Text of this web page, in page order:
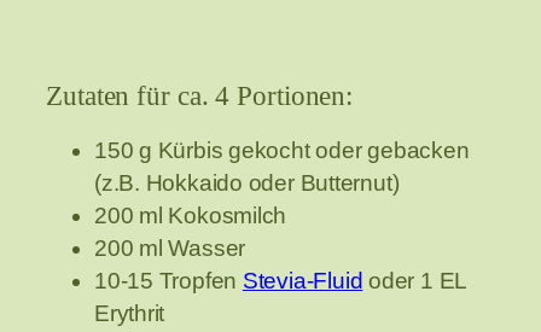
Zutaten für ca. 4 Portionen:
150 g Kürbis gekocht oder gebacken
(z.B. Hokkaido oder Butternut)
200 ml Kokosmilch
200 ml Wasser
10-15 Tropfen Stevia-Fluid oder 1 EL
Erythrit